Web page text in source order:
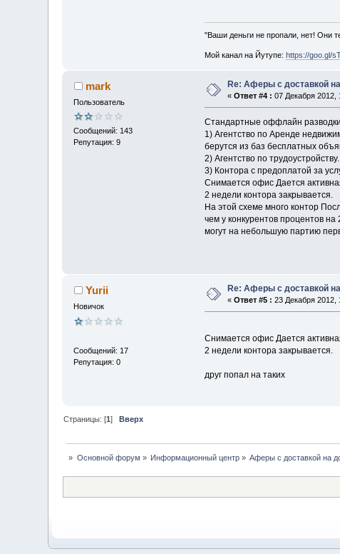
"Ваши деньги не пропали, нет! Они
Мой канал на Йутупе: https://goo.gl/
mark
Пользователь
Сообщений: 143
Репутация: 9
Re: Аферы с доставкой
«Ответ #4 : 07 Декабря 2012,
Стандартные оффлайн разводки
1) Агентство по Аренде
берутся из баз бесплатных
2) Агентство по
3) Контора с предоплатой за
Снимается офис Дается
2 недели контора закрывается.
На этой схеме много контор
чем у конкурентов процентов
могут на небольшую партию
Yurii
Новичок
Сообщений: 17
Репутация: 0
Re: Аферы с доставкой
«Ответ #5 : 23 Декабря 2012,
Снимается офис Дается
2 недели контора закрывается.
друг попал на таких
Страницы: [1]Вверх
» Основной форум » Информационный центр » Аферы с доставкой на